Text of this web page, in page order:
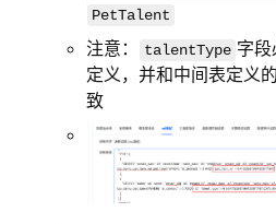
PetTalent
注意： talentType 字
定义，并和中间表定义
致